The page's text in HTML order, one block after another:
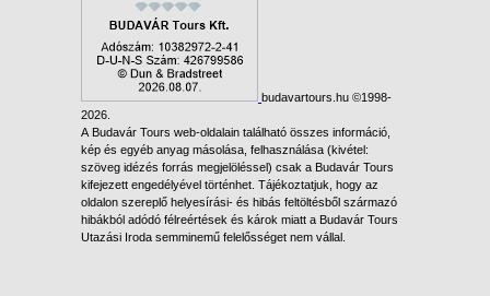
budavartours.hu ©1998-
2026.
A Budavár Tours web-oldalain található összes információ,
kép és egyéb anyag másolása, felhasználása (kivétel:
szöveg idézés forrás megjelöléssel) csak a Budavár Tours
kifejezett engedélyével történhet. Tájékoztatjuk, hogy az
oldalon szereplő helyesírási- és hibás feltöltésből származó
hibákból adódó félreértések és károk miatt a Budavár Tours
Utazási Iroda semminemű felelősséget nem vállal.